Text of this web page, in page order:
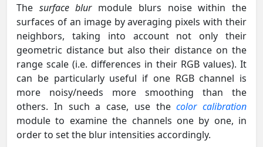
The surface blurmodule blurs noise within the
surfaces of an image by averaging pixels with their
neighbors, taking into account not only their
geometric distance but also their distance on the
range scale (i.e. differences in their RGB values). It
can be particularly useful if one RGB channel is
more noisy/needs more smoothing than the
others. In such a case, use thecolor calibration
module to examine the channels one by one, in
order to set the blur intensities accordingly.